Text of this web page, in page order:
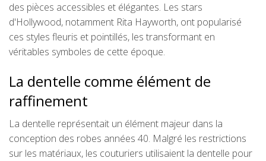
des pièces accessibles et élégantes. Les stars
d'Hollywood, notamment Rita Hayworth, ont popularisé
ces styles fleuris et pointillés, les transformant en
véritables symboles de cette époque.
La dentelle comme élément de
raffinement
La dentelle représentait un élément majeur dans la
conception des robes années 40. Malgré les restrictions
sur les matériaux, les couturiers utilisaient la dentelle pour